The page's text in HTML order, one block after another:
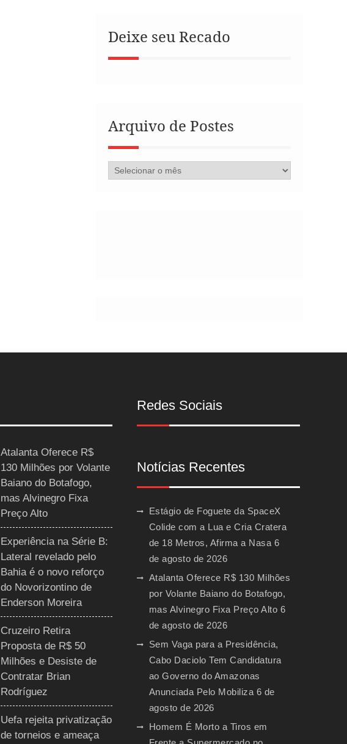
Deixe seu Recado
Arquivo de Postes
Arquivo
Atalanta Oferece R$
130 Milhões por Volante
Baiano do Botafogo,
mas Alvinegro Fixa
Preço Alto
Experiência na Série B:
Lateral revelado pelo
Bahia é o novo reforço
do Novorizontino de
Enderson Moreira
Cruzeiro Retira
Proposta de R$ 50
Milhões e Desiste de
Contratar Brian
Rodríguez
Uefa rejeita privatização
de torneios e ameaça
Redes Sociais
Notícias Recentes
Estágio de Foguete da SpaceX
Colide com a Lua e Cria Cratera
de 18 Metros, Afirma a Nasa 6
de agosto de 2026
Atalanta Oferece R$ 130 Milhões
por Volante Baiano do Botafogo,
mas Alvinegro Fixa Preço Alto 6
de agosto de 2026
Sem Vaga para a Presidência,
Cabo Daciolo Tem Candidatura
ao Governo do Amazonas
Anunciada Pelo Mobiliza 6 de
agosto de 2026
Homem É Morto a Tiros em